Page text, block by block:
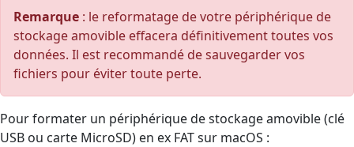
Remarque : le reformatage de votre périphérique de
stockage amovible effacera définitivement toutes vos
données. Il est recommandé de sauvegarder vos
fichiers pour éviter toute perte.
Pour formater un périphérique de stockage amovible (clé
USB ou carte MicroSD) en ex FAT sur macOS :